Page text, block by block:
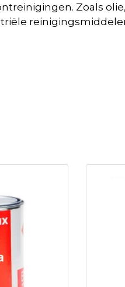
Zoals